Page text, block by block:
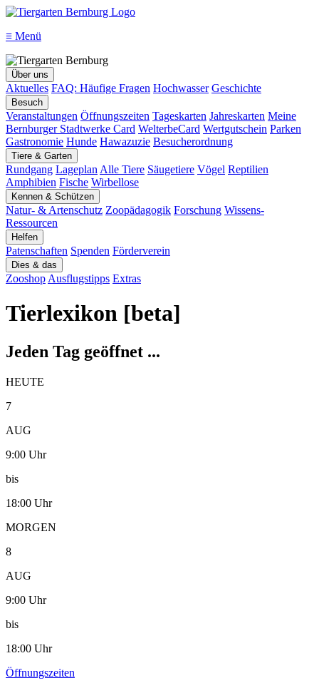
≡ Menü
Über uns
Aktuelles FAQ: Häufige Fragen Hochwasser Geschichte
Besuch
Veranstaltungen Öffnungszeiten Tageskarten Jahreskarten Meine
Bernburger Stadtwerke Card WelterbeCard Wertgutschein Parken
Gastronomie Hunde Hawazuzie Besucherordnung
Tiere & Garten
Rundgang Lageplan Alle Tiere Säugetiere Vögel Reptilien
Amphibien Fische Wirbellose
Kennen & Schützen
Natur- & Artenschutz Zoopädagogik Forschung Wissens-
Ressourcen
Helfen
Patenschaften Spenden Förderverein
Dies & das
Zooshop Ausflugstipps Extras
Tierlexikon [beta]
Jeden Tag geöffnet ...
HEUTE
7
AUG
9:00 Uhr
bis
18:00 Uhr
MORGEN
8
AUG
9:00 Uhr
bis
18:00 Uhr
Öffnungszeiten